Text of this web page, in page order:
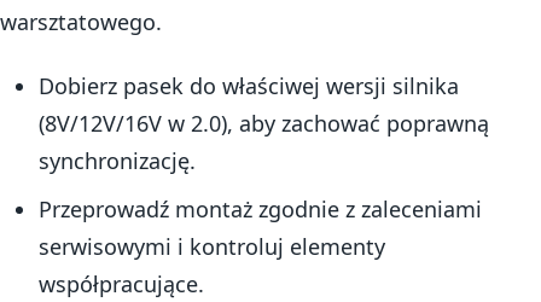
warsztatowego.
Dobierz pasek do właściwej wersji silnika
(8V/12V/16V w 2.0), aby zachować poprawną
synchronizację.
Przeprowadź montaż zgodnie z zaleceniami
serwisowymi i kontroluj elementy
współpracujące.